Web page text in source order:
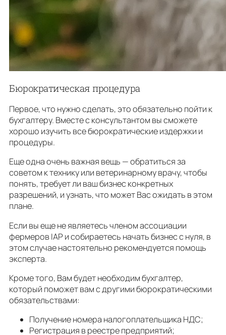
Бюрократическая процедура
Первое, что нужно сделать, это обязательно пойти к
бухгалтеру. Вместе с консультантом вы сможете
хорошо изучить все бюрократические издержки и
процедуры.
Еще одна очень важная вещь — обратиться за
советом к технику или ветеринарному врачу, чтобы
понять, требует ли ваш бизнес конкретных
разрешений, и узнать, что может Вас ожидать в этом
плане.
Если вы еще не являетесь членом ассоциации
фермеров IAP и собираетесь начать бизнес с нуля, в
этом случае настоятельно рекомендуется помощь
эксперта.
Кроме того, Вам будет необходим бухгалтер,
который поможет вам с другими бюрократическими
обязательствами:
Получение номера налогоплательщика НДС;
Регистрация в реестре предприятий;